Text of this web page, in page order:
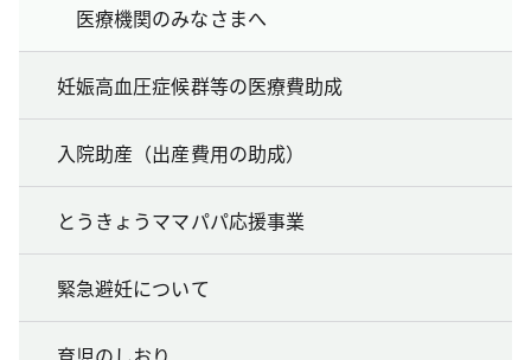
医療機関のみなさまへ
妊娠高血圧症候群等の医療費助成
入院助産（出産費用の助成）
とうきょうママパパ応援事業
緊急避妊について